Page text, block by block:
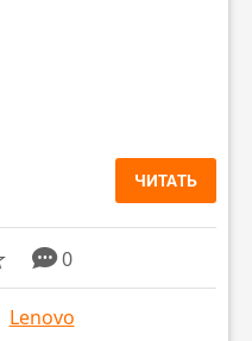
ЧИТАТЬ
0
Lenovo